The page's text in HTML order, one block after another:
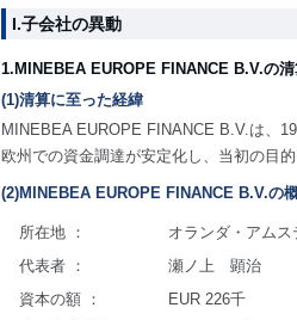
I.子会社の異動
1.MINEBEA EUROPE FINANCE B.V.の
(1)清算に至った経緯
MINEBEA EUROPE FINANCE B.V.は、
欧州での資金調達が安定化し、当初の目
(2)MINEBEA EUROPE FINANCE B.V.の
所在地 ：
オランダ・アムス
代表者 ：
瀬ノ上 顕治
資本の額 ：
EUR 226千